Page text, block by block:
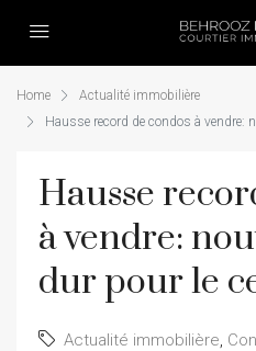
Home
Actualité immobilière
Hausse record de condos à vendre:
Hausse
à vendre:
dur pour le
Actualité immobilière,